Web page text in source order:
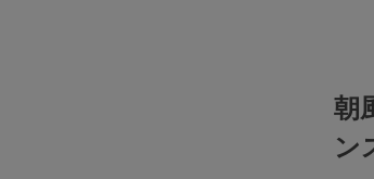
朝
ン